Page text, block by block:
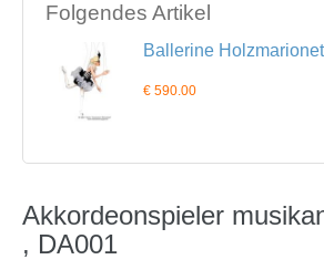
Folgendes Artikel
Ballerine
€ 590.00
Akkordeonspieler
, DA001